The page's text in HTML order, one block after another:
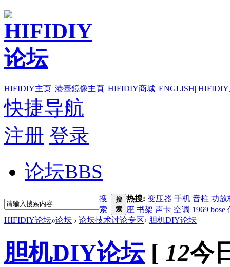
HIFIDIY主页| 港臺鏡像主頁| HIFIDIY商城| ENGLISH|
快捷导航
注册 登录
论坛BBS
搜
索
搜
索
热搜: 变压器 手机 音柱 功放
座 书架 声卡 空调 1969 bose
HIFIDIY论坛»论坛 › 论坛技术讨论专区› 胆机DIY论坛
胆机DIY论坛 [ 12今